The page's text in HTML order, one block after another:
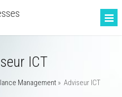
ICT
Management » Adviseur ICT